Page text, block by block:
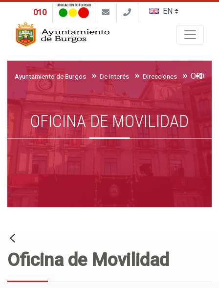
010
UBICACIÓN FOTO ROJO
Ayuntamiento de Burgos De interés Direcciones
OFICINA DE MOVILIDAD
Oficina de Movilidad